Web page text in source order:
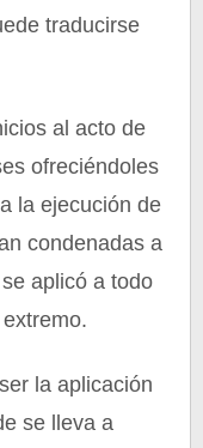
traducirse
al acto de
ofreciéndoles
la ejecución de
condenadas a
aplicó a todo
la aplicación
se lleva a